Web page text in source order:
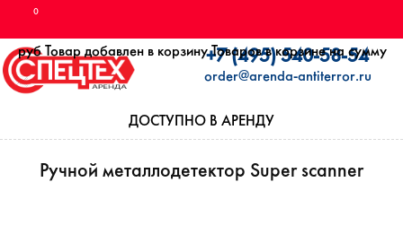
0
руб Товар добавлен в корзину Товаров в корзине на сумму
+7 (495) 540-58-54
order@arenda-antiterror.ru
ДОСТУПНО В АРЕНДУ
Ручной металлодетектор Super scanner